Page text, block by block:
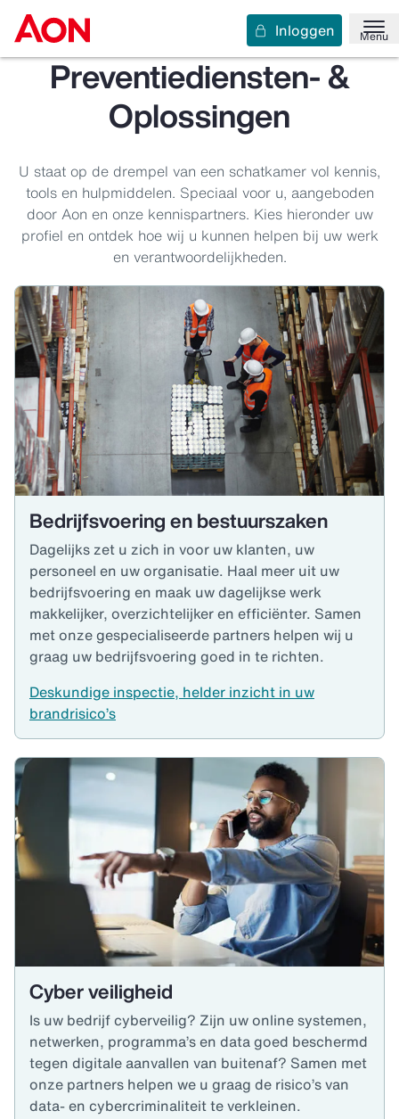
Menu
Inloggen
Preventiediensten- &
Oplossingen
U staat op de drempel van een schatkamer vol kennis,
tools en hulpmiddelen. Speciaal voor u, aangeboden
door Aon en onze kennispartners. Kies hieronder uw
profiel en ontdek hoe wij u kunnen helpen bij uw werk
en verantwoordelijkheden.
Bedrijfsvoering en bestuurszaken
Dagelijks zet u zich in voor uw klanten, uw
personeel en uw organisatie. Haal meer uit uw
bedrijfsvoering en maak uw dagelijkse werk
makkelijker, overzichtelijker en efficiënter. Samen
met onze gespecialiseerde partners helpen wij u
graag uw bedrijfsvoering goed in te richten.
Deskundige inspectie, helder inzicht in uw
brandrisico’s
Cyber veiligheid
Is uw bedrijf cyberveilig? Zijn uw online systemen,
netwerken, programma’s en data goed beschermd
tegen digitale aanvallen van buitenaf? Samen met
onze partners helpen we u graag de risico’s van
data- en cybercriminaliteit te verkleinen.